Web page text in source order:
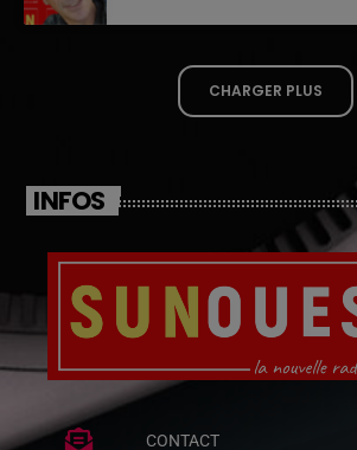
CHARGER PLUS
INFOS
CONTACT